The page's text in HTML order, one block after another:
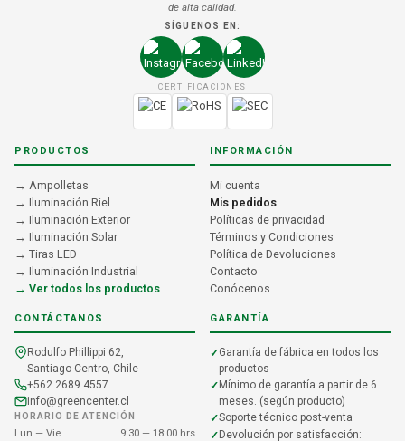
de alta calidad.
SÍGUENOS EN:
CERTIFICACIONES
PRODUCTOS
→ Ampolletas
→ Iluminación Riel
→ Iluminación Exterior
→ Iluminación Solar
→ Tiras LED
→ Iluminación Industrial
→ Ver todos los productos
INFORMACIÓN
Mi cuenta
Mis pedidos
Políticas de privacidad
Términos y Condiciones
Política de Devoluciones
Contacto
Conócenos
CONTÁCTANOS
Rodulfo Phillippi 62,
Santiago Centro, Chile
+562 2689 4557
info@greencenter.cl
HORARIO DE ATENCIÓN
Lun — Vie 9:30 — 18:00 hrs
GARANTÍA
Garantía de fábrica en todos los
productos
Mínimo de garantía a partir de 6
meses. (según producto)
Soporte técnico post-venta
Devolución por satisfacción: